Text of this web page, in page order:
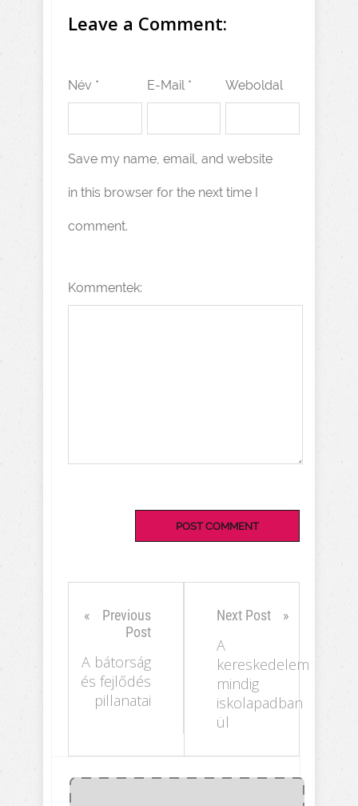
Leave a Comment:
Név * E-Mail * Weboldal
Save my name, email, and website
in this browser for the next time I
comment.
Kommentek:
Previous
Post
A bátorság
és fejlődés
pillanatai
Next Post
A
kereskedelem
mindig
iskolapadban
ül